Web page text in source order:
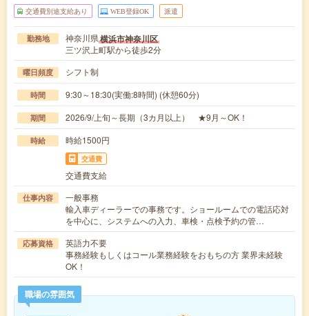
交通費別途支給あり WEB登録OK 派遣
勤務地 神奈川県横浜市神奈川区
三ツ沢上町駅から徒歩2分
曜日頻度 シフト制
時間 9:30～18:30(実働:8時間) (休憩60分)
期間 2026/9/上旬～長期（3カ月以上） ★9月～OK！
時給 時給1500円
交通費
交通費支給
仕事内容
一般事務
輸入車ディーラーでの事務です。ショールームでの電話応対
を中心に、システムへの入力、車検・点検予約の管…
応募資格
英語力不要
事務経験もしくはコール業務経験をおもちの方 業界未経験
OK！
職場の雰囲気